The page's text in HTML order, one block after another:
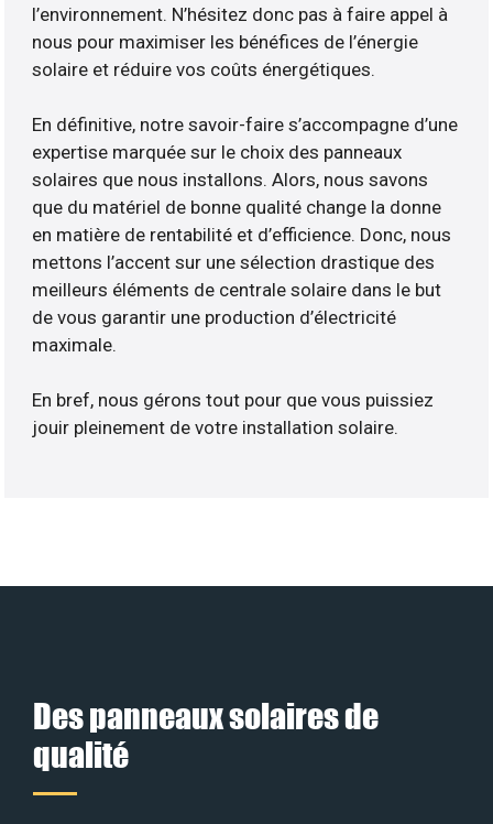
l’environnement. N’hésitez donc pas à faire appel à
nous pour maximiser les bénéfices de l’énergie
solaire et réduire vos coûts énergétiques.
En définitive, notre savoir-faire s’accompagne d’une
expertise marquée sur le choix des panneaux
solaires que nous installons. Alors, nous savons
que du matériel de bonne qualité change la donne
en matière de rentabilité et d’efficience. Donc, nous
mettons l’accent sur une sélection drastique des
meilleurs éléments de centrale solaire dans le but
de vous garantir une production d’électricité
maximale.
En bref, nous gérons tout pour que vous puissiez
jouir pleinement de votre installation solaire.
Des panneaux solaires de
qualité